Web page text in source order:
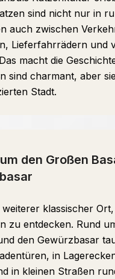
sind nicht nur in
auch zwischen
Lieferfahrrädern und
macht die
sind charmant, aber
Stadt.
den Großen
klassischer
zu entdecken. Rund
den Gewürzbasar
in
in kleinen Straßen